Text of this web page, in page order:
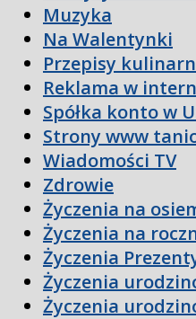
Muzyka
Na Walentynki
Przepisy
Reklama w
Spółka konto w
Strony www
Wiadomości TV
Zdrowie
Życzenia na
Życzenia na
Życzenia
Życzenia
Życzenia